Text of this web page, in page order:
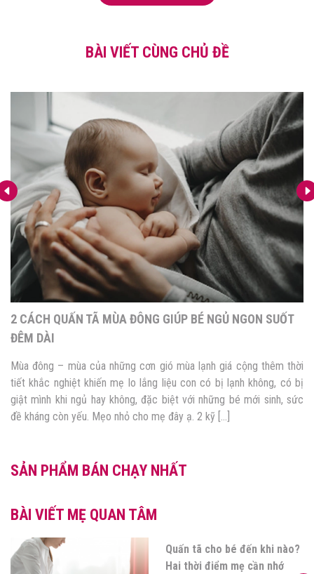
BÀI VIẾT CÙNG CHỦ ĐỀ
2 CÁCH QUẤN TÃ MÙA ĐÔNG GIÚP BÉ NGỦ NGON SUỐT
ĐÊM DÀI
Mùa đông – mùa của những cơn gió mùa lạnh giá cộng thêm thời
tiết khắc nghiệt khiến mẹ lo lắng liệu con có bị lạnh không, có bị
giật mình khi ngủ hay không, đặc biệt với những bé mới sinh, sức
đề kháng còn yếu. Mẹo nhỏ cho mẹ đây ạ. 2 kỹ […]
SẢN PHẨM BÁN CHẠY NHẤT
BÀI VIẾT MẸ QUAN TÂM
Quấn tã cho bé đến khi nào?
Hai thời điểm mẹ cần nhớ